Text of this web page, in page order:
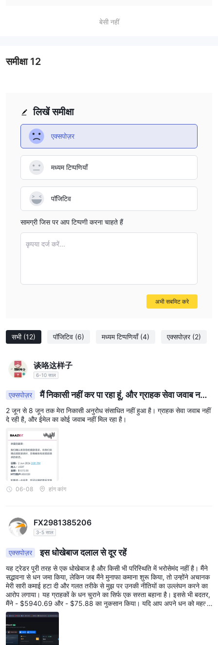
would be cautious and only use leverage within my risk
बेसी नहीं
सभी (12) पॉजिटिव (6) मध्यम टिप्पणियाँ (4) एक्सपोज़र (2)
谈咯这样子
6-10 साल
एक्सपोज़र
मैं निकासी नहीं कर पा रहा हूं, और ग्राहक सेवा जवाब नहीं
दे रही है।
2 जून से 8 जून तक मेरा निकासी अनुरोध संसाधित नहीं हुआ है। ग्राहक सेवा जवाब नहीं
दे रही है, और ईमेल का कोई जवाब नहीं मिल रहा है।
06-08 हांग कांग
FX2981385206
3-5 साल
एक्सपोज़र इस धोखेबाज दलाल से दूर रहें
यह ट्रेडर पूरी तरह से एक धोखेबाज है और किसी भी परिस्थिति में भरोसेमंद नहीं है। मैंने
सद्भावना से धन जमा किया, लेकिन जब मैंने मुनाफा कमाना शुरू किया, तो उन्होंने अचानक
मेरी सारी कमाई हटा दी और गलत तरीके से मुझ पर उनकी नीतियों का उल्लंघन करने का
आरोप लगाया। यह ग्राहकों के धन चुराने का सिर्फ एक सस्ता बहाना है। इससे भी बदतर,
मैंने - $5940.69 और - $75.88 का नुकसान किया। यदि आप अपने धन को महत्व
देते हैं, तो कृपया इस धोखेबाज ट्रेडर से दूर रहें। मेरी जैसी गलतियाँ न करें।
लिखें समीक्षा
एक्सपोज़र
मध्यम टिप्पणियाँ
पॉजिटिव
सामग्री जिस पर आप टिप्पणी करना चाहते हैं
कृपया दर्ज करें...
अभी सबमिट करे
समीक्षा12